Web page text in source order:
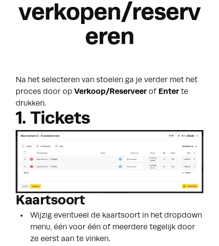
verkopen/reserv
eren
Na het selecteren van stoelen ga je verder met het
proces door op Verkoop/Reserveerof Enterte
drukken.
1. Tickets
Kaartsoort
Wijzig eventueel de kaartsoort in het dropdown
menu, één voor één of meerdere tegelijk door
ze eerst aan te vinken.